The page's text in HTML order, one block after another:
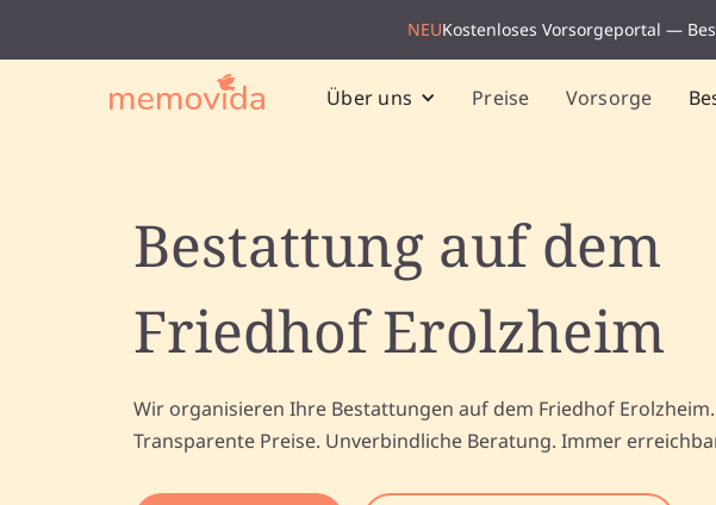
NEUKostenloses Vorsorgeportal —
Über uns Preise Vorsorge
Bestattung auf dem
Friedhof Erolzheim
Wir organisieren Ihre Bestattungen auf dem Friedhof Erolzheim.
Transparente Preise. Unverbindliche Beratung. Immer